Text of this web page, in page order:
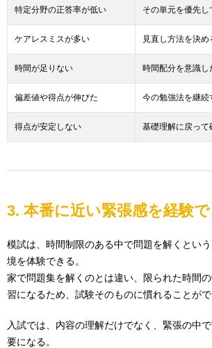
特定分野の正答率が低い その単元を優先し
ケアレスミスが多い 見直し方法を決め
時間が足りない 時間配分を意識し
偏差値や得点が伸びた 今の勉強法を継続
得点が安定しない 基礎理解に戻って
3. 本番に近い緊張感を経験
模試は、時間制限のある中で問題を解くとい
境を体験できる。
家で問題集を解くのとは違い、限られた時間
習になるため、試験そのものに慣れることがで
入試では、内容の理解だけでなく、緊張の中
要になる。